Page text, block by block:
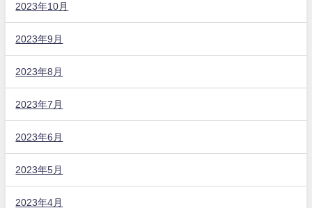
2023年10月
2023年9月
2023年8月
2023年7月
2023年6月
2023年5月
2023年4月